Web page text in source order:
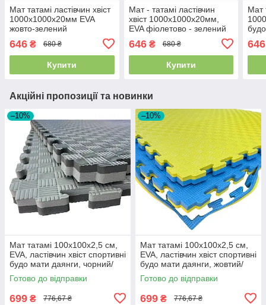
Мат татамі ластівчин хвіст
1000х1000х20мм EVA
жовто-зелений
646 ₴ 680 ₴
Купити
Мат - татамі ластівчин
хвіст 1000х1000х20мм,
EVA фіолетово - зелений
646₴ 680 ₴
Купити
Мат
646
Акційні пропозиції та новинки
–10%
Мат татамі 100х100х2,5 см,
EVA, ластівчин хвіст спортивні
будо мати даянги, чорний/
сірий
Готово до відправки
699 ₴ 776,67 ₴
–10%
Мат татамі 100х100х2,5 см,
EVA, ластівчин хвіст спортивні
будо мати даянги, жовтий/
синій
Готово до відправки
699 ₴ 776,67 ₴